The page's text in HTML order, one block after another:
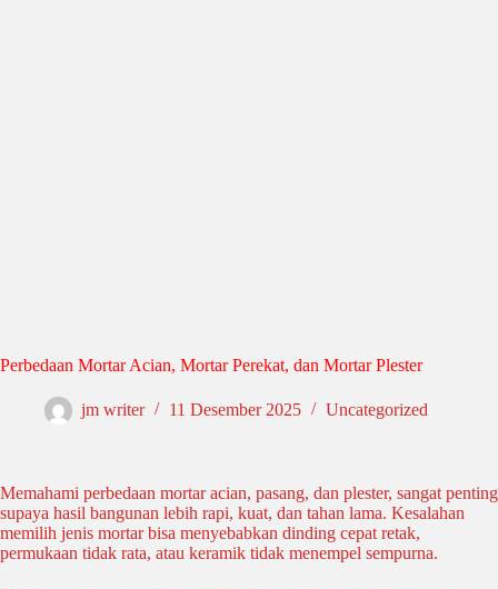
Perbedaan Mortar Acian, Mortar Perekat, dan Mortar Plester
jm writer 11 Desember 2025 Uncategorized
Memahami perbedaan mortar acian, pasang, dan plester, sangat penting
supaya hasil bangunan lebih rapi, kuat, dan tahan lama. Kesalahan
memilih jenis mortar bisa menyebabkan dinding cepat retak,
permukaan tidak rata, atau keramik tidak menempel sempurna.